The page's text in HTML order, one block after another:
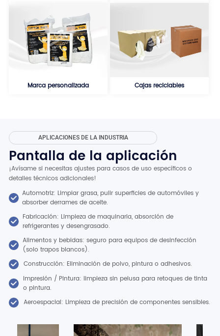
Marca personalizada Cajas reciclables
APLICACIONES DE LA INDUSTRIA
Pantalla de la aplicación
¡Avísame si necesitas ajustes para casos de uso específicos o
detalles técnicos adicionales!
Automotriz: Limpiar grasa, pulir superficies de automóviles y
absorber derrames de aceite.
Fabricación: Limpieza de maquinaria, absorción de
refrigerantes y desengrasado.
Alimentos y bebidas: seguro para equipos de desinfección
(solo trapos blancos).
Construcción: Eliminación de polvo, pintura o adhesivos.
Impresión / Pintura: limpieza sin pelusa para retoques de tinta
o pintura.
Aeroespacial: Limpieza de precisión de componentes sensibles.